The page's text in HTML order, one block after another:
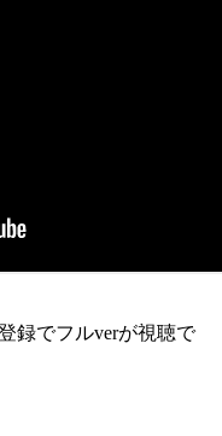
録でフルverが視聴で